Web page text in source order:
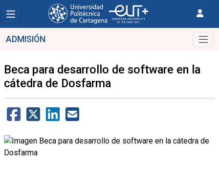
ADMISIÓN
Beca para desarrollo de software en la
cátedra de Dosfarma